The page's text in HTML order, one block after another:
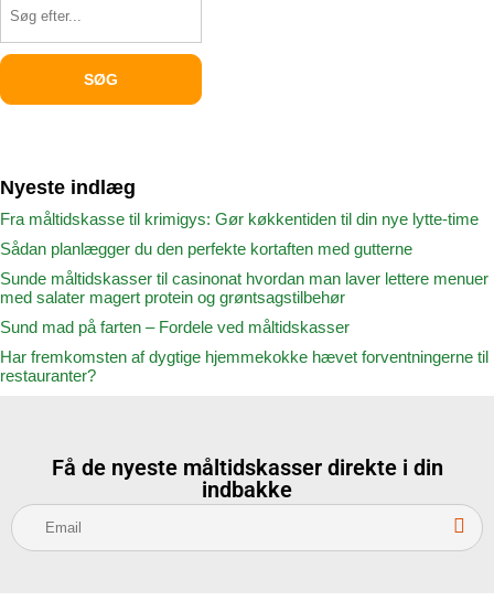
Nyeste indlæg
Fra måltidskasse til krimigys: Gør køkkentiden til din nye lytte-time
Sådan planlægger du den perfekte kortaften med gutterne
Sunde måltidskasser til casinonat hvordan man laver lettere menuer
med salater magert protein og grøntsagstilbehør
Sund mad på farten – Fordele ved måltidskasser
Har fremkomsten af dygtige hjemmekokke hævet forventningerne til
restauranter?
Få de nyeste måltidskasser direkte i din
indbakke
S